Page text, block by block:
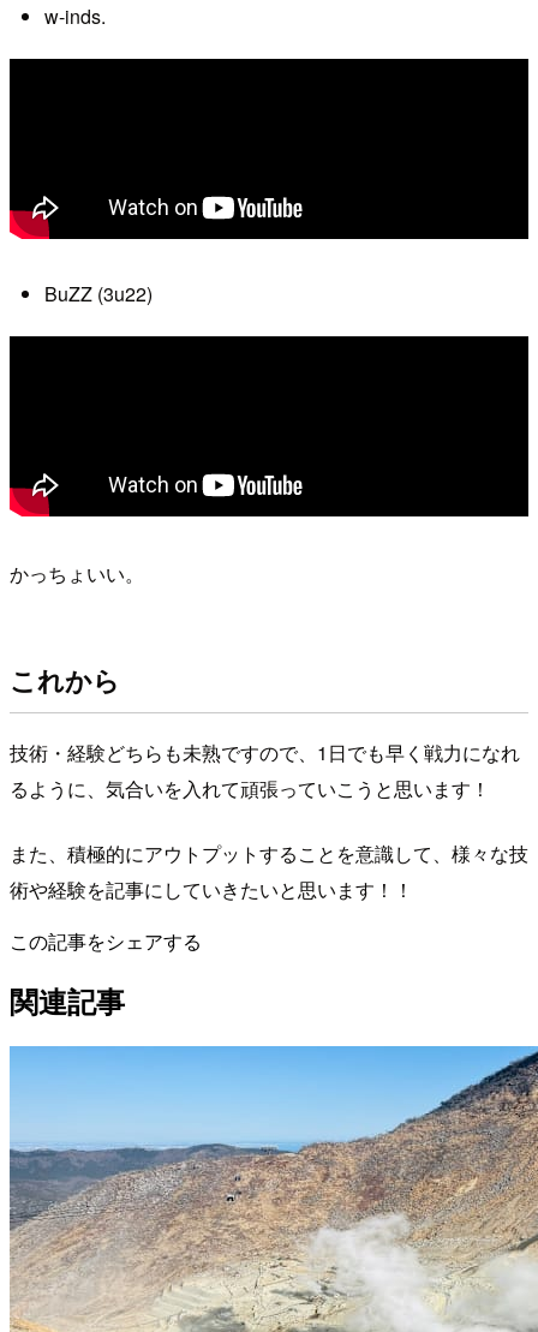
w-inds.
BuZZ (3u22)
かっちょいい。
これから
技術・経験どちらも未熟ですので、1日でも早く戦力になれ
るように、気合いを入れて頑張っていこうと思います！
また、積極的にアウトプットすることを意識して、様々な技
術や経験を記事にしていきたいと思います！！
この記事をシェアする
関連記事